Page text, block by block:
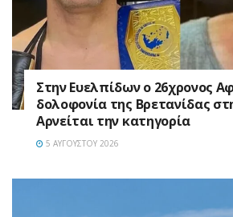
Στην Ευελπίδων ο 26χρονος
δολοφονία της Βρετανίδας
Αρνείται την κατηγορία
5 ΑΥΓΟΎΣΤΟΥ 2026